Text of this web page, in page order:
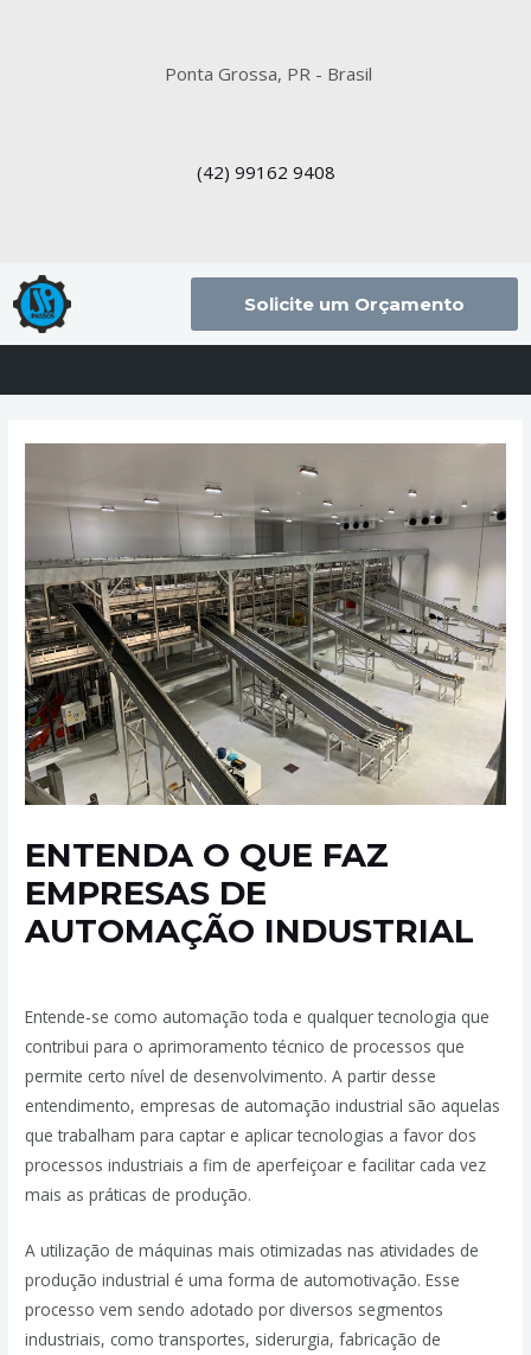
Ponta Grossa, PR - Brasil
(42) 99162 9408
Solicite um Orçamento
ENTENDA O QUE FAZ
EMPRESAS DE
AUTOMAÇÃO INDUSTRIAL
Entende-se como automação toda e qualquer tecnologia que
contribui para o aprimoramento técnico de processos que
permite certo nível de desenvolvimento. A partir desse
entendimento, empresas de automação industrial são aquelas
que trabalham para captar e aplicar tecnologias a favor dos
processos industriais a fim de aperfeiçoar e facilitar cada vez
mais as práticas de produção.
A utilização de máquinas mais otimizadas nas atividades de
produção industrial é uma forma de automotivação. Esse
processo vem sendo adotado por diversos segmentos
industriais, como transportes, siderurgia, fabricação de